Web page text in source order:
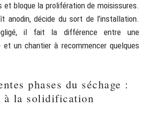
et bloque la prolifération de moisissures.
anodin, décide du sort de l’installation.
il fait la différence entre une
et un chantier à recommencer quelques
phases du séchage :
à la solidification